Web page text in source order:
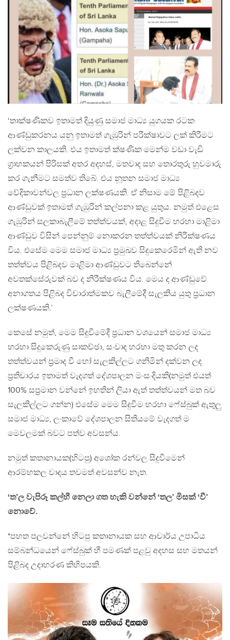
‘තාක්ෂණිකව ඉතාමත් දියුණු සමාජ මාධ්‍ය යුගයක රටක
ආණ්ඩුකරනය යනු ඉතාමත් ගැඹුරින් පරීක්ෂාවට ලක් කිරීමට
ලක්වන කාලයකි. එය ඉතාමත් ක්ෂණික මෙන්ම වඩා වැඩි
ග්‍රාහකයන් පිරිසක් අතර අදහස්, මතවාද සහ තොරතුරු හුවමාරු
කර ගැනීමට සමත්ව තිබේ. එය නූතන සමාජ මාධ්‍ය
වේදිකාවන්වල ප්‍රධාන ලක්ෂණයකි. ඒ නිසාම මේ පිළිබදව
ආණ්ඩුවක් ඉතාමත් ගැඹුරින් කල්පනා කළ යුතුය. නමුත් එළෙස
ගැඹුරින් සලකාබැලීමේ තත්ත්වයක්, අදාළ සිදුවීම හරහා මාළිමා
ආණ්ඩුව විසින් පෙන්නුම් නොකරන තත්ත්වයක් නිරීක්ෂණය
විය. එසේම මෙම සමාජ මාධ්‍ය ප්‍රමුඛව සිදුකෙරෙමින් ඇති නව
තත්ත්වය පිළිබදව මාළිමා ආණ්ඩුවට තිබෙන්නේ
අවතක්සේරුවක් බව ද නිරීක්ෂණය විය. මෙය ද ආණ්ඩුවේ
අනාගතය පිළිබද විචාරාත්මකව බැලීමේදී සැලකිය යුතු ප්‍රධාන
ලක්ෂණයකි.’
කෙසේ නමුත්, මෙම සිදුවීමේදී ප්‍රධාන වශයෙන් සමාජ මාධ්‍ය
හරහා සිදුකෙරුණු සාකච්ඡා, සංවාද හරහා මතු කරන ලද
තත්ත්වයන් ප්‍රමාද වී හෝ සැලකිල්ලට ගනිමින් දක්වන ලද
ප්‍රතිචාරය ඉතාමත් වැදගත් දේශපාලන මංසංදියකි(නමුත් එයත්
100% සප්‍රමාන වන්නේ ඉහතින් ලියා ඇත් තත්ත්වයන් මත බව
සැලකිල්ලට ගන්න) එසේම මෙම සිදුවීම හරහා ෆේස්බුක් ඇතුලු
සමාජ මාධ්‍ය, ලංකාවේ දේශපාලන සිතියමේ වැදගත් ම
මෙවලමක් බවට පත්ව අවසන්ය.
නමුත් කතානායක(හිටපු) අශෝක රන්වල සිදුවීමෙන්
ආරම්භකල වාදය තවමත් අවසන්ව නැත.
‘ත’ල වැපිරූ කල්හී නෙලා ගත හැකි වන්නේ ‘තල’ මිසක් ‘වී’
නොවේ.
*පහත පලවන්නේ හිටපු කතානායක සහ ආචාර්ය උපාධිය
සම්බන්ධයෙන් ෆේස්බුක් හී පමණක් පළවු අදහස සහ මතයන්
පිළිබද උදාහරණ කිහිපයකි.